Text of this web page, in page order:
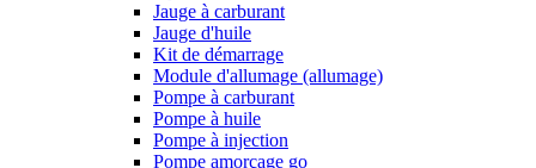
Jauge à carburant
Jauge d'huile
Kit de démarrage
Module d'allumage (allumage)
Pompe à carburant
Pompe à huile
Pompe à injection
Pompe amorçage go